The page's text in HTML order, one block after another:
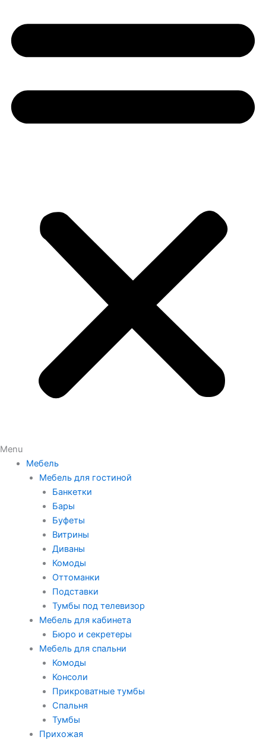
Menu
Мебель
Мебель для гостиной
Банкетки
Бары
Буфеты
Витрины
Диваны
Комоды
Оттоманки
Подставки
Тумбы под телевизор
Мебель для кабинета
Бюро и секретеры
Мебель для спальни
Комоды
Консоли
Прикроватные тумбы
Спальня
Тумбы
Прихожая